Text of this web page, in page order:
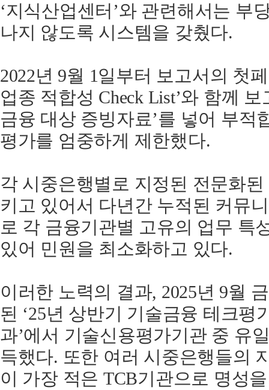
‘지식산업센터’와 관련해서는 부
나지 않도록 시스템을 갖췄다.
2022년 9월 1일부터 보고서의 첫
업종 적합성 Check List’와 함께
금융 대상 증빙자료’를 넣어 부적
평가를 엄중하게 제한했다.
각 시중은행별로 지정된 전문화
키고 있어서 다년간 누적된 커뮤
로 각 금융기관별 고유의 업무 특
있어 민원을 최소화하고 있다.
이러한 노력의 결과, 2025년 9월
된 ‘25년 상반기 기술금융 테크평
과’에서 기술신용평가기관 중 유
득했다. 또한 여러 시중은행들의
이 가장 적은 TCB기관으로 명성